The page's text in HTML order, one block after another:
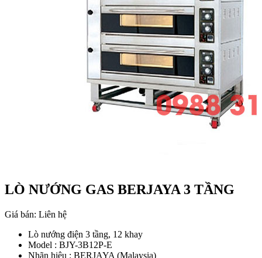
LÒ NƯỚNG GAS BERJAYA 3 TẦNG
Giá bán: Liên hệ
Lò nướng điện 3 tầng, 12 khay
Model : BJY-3B12P-E
Nhãn hiệu : BERJAYA (Malaysia)